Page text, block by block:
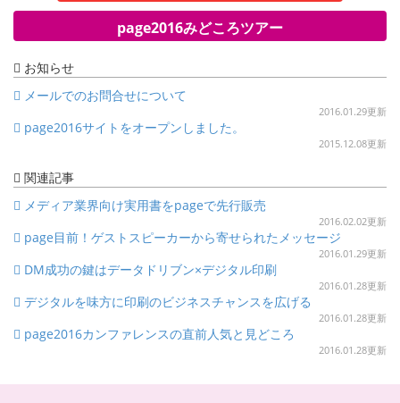
page2016みどころツアー
お知らせ
メールでのお問合せについて
2016.01.29更新
page2016サイトをオープンしました。
2015.12.08更新
関連記事
メディア業界向け実用書をpageで先行販売
2016.02.02更新
page目前！ゲストスピーカーから寄せられたメッセージ
2016.01.29更新
DM成功の鍵はデータドリブン×デジタル印刷
2016.01.28更新
デジタルを味方に印刷のビジネスチャンスを広げる
2016.01.28更新
page2016カンファレンスの直前人気と見どころ
2016.01.28更新